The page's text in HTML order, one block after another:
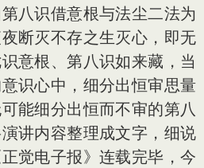
八识借意根与法尘二法为
断灭不存之生灭心，即无
意根、第八识如来藏，当
识心中，细分出恒审思量
能细分出恒而不审的第八
讲内容整理成文字，细说
觉电子报》连载完毕，今